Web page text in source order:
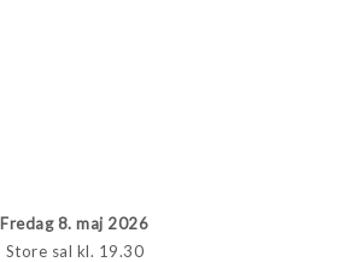
Fredag 8. maj 2026
Store sal kl. 19.30